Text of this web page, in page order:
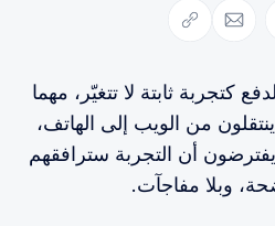
Share
Share on
Share via Email
Copy link
كتجربة ثابتة لا تتغيّر، مهما
من الويب إلى الهاتف،
أن التجربة سترافقهم
وبلا مفاجآت.